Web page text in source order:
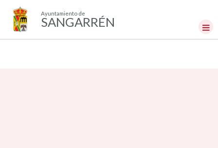
Ayuntamiento de
SANGARRÉN